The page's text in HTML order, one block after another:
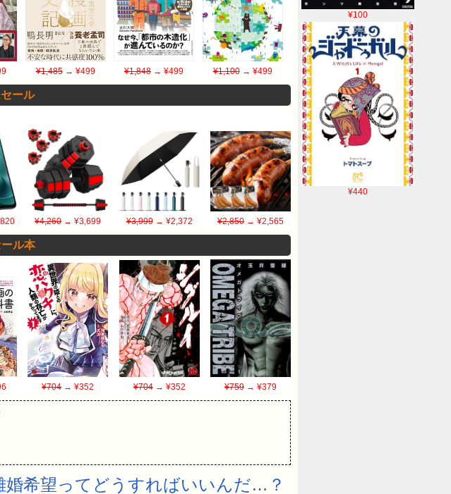
¥100
¥440
¥1,485→ ¥499 ¥1,848 → ¥499 ¥1,100→ ¥499
ール
¥4,260→ ¥3,699 ¥3,999→ ¥2,372 ¥2,850→ ¥2,565
ル本
¥704→ ¥352 ¥704→ ¥352 ¥759→ ¥379
婚希望ってどうすればいいんだ…？